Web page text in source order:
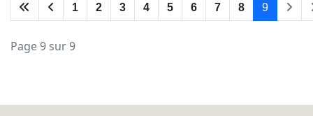
1 2 3 4 5 6 7 8 9
Page 9 sur 9